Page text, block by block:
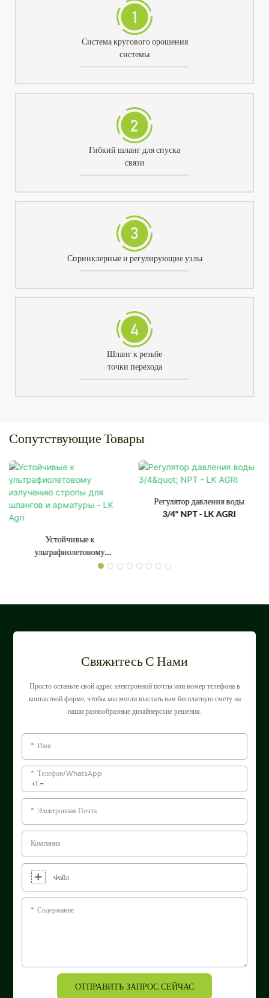
Система кругового орошения
системы
Гибкий шланг для спуска
связи
Спринклерные и регулирующие узлы
Шланг к резьбе
точки перехода
Сопутствующие Товары
Устойчивые к
ультрафиолетовому
излучению стропы для
Регулятор давления воды
3/4" NPT - LK AGRI
Свяжитесь С Нами
Просто оставьте свой адрес электронной почты или номер телефона в
контактной форме, чтобы мы могли выслать вам бесплатную смету на
наши разнообразные дизайнерские решения.
Имя
+1
Телефон/WhatsApp
Электронная Почта
Компания
Файл
Содержание
ОТПРАВИТЬ ЗАПРОС СЕЙЧАС